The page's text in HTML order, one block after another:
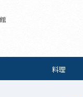
料理